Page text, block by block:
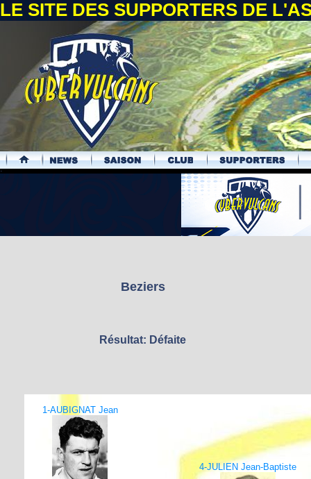
LE SITE DES SUPPORTERS DE
.
Beziers
Résultat: Défaite
1-AUBIGNAT Jean
4-JULIEN Jean-Baptiste